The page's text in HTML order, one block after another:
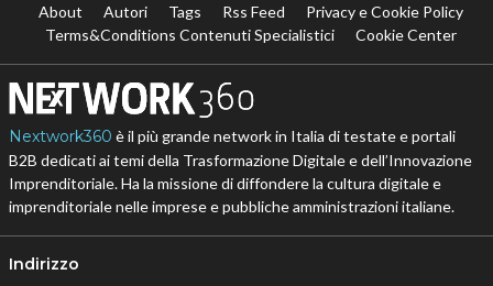
About Autori Tags Rss Feed
Privacy e Cookie Policy
Terms&Conditions Contenuti Specialistici
Cookie Center
Nextwork360 è il più grande network in Italia di testate e portali
B2B dedicati ai temi della Trasformazione Digitale e dell’Innovazione
Imprenditoriale. Ha la missione di diffondere la cultura digitale e
imprenditoriale nelle imprese e pubbliche amministrazioni italiane.
Indirizzo